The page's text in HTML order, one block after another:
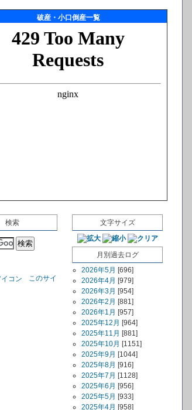
破産・小口倒産一覧
検索
このサイ
文字サイズ
月別過去ログ
2026年5月 [696]
2026年4月 [979]
2026年3月 [954]
2026年2月 [881]
2026年1月 [957]
2025年12月 [964]
2025年11月 [881]
2025年10月 [1151]
2025年9月 [1044]
2025年8月 [916]
2025年7月 [1128]
2025年6月 [956]
2025年5月 [933]
2025年4月 [958]